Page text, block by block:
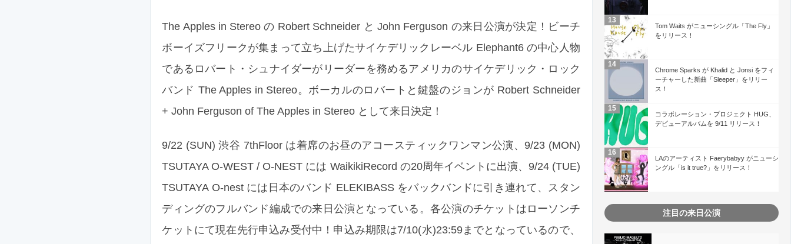
The Apples in Stereo の Robert Schneider と John Ferguson の来日公演が決定！ビーチ
ボーイズフリークが集まって立ち上げたサイケデリックレーベル Elephant6 の中心人物
であるロバート・シュナイダーがリーダーを務めるアメリカのサイケデリック・ロック
バンド The Apples in Stereo。ボーカルのロバートと鍵盤のジョンが Robert Schneider
+ John Ferguson of The Apples in Stereo として来日決定！
9/22 (SUN) 渋谷 7thFloor は着席のお昼のアコースティックワンマン公演、9/23 (MON)
TSUTAYA O-WEST / O-NEST には WaikikiRecord の20周年イベントに出演、9/24 (TUE)
TSUTAYA O-nest には日本のバンド ELEKIBASS をバックバンドに引き連れて、スタン
ディングのフルバンド編成での来日公演となっている。各公演のチケットはローソンチ
ケットにて現在先行申込み受付中！申込み期限は7/10(水)23:59までとなっているので、
Tom Waits がニューシングル「The Fly」
をリリース！
Chrome Sparks が Khalid と Jonsi をフィ
ーチャーした新曲「Sleeper」をリリー
ス！
コラボレーション・プロジェクト HUG、
デビューアルバムを 9/11 リリース！
LAのアーティスト Faerybabyy がニューシ
ングル「is it true?」をリリース！
注目の来日公演